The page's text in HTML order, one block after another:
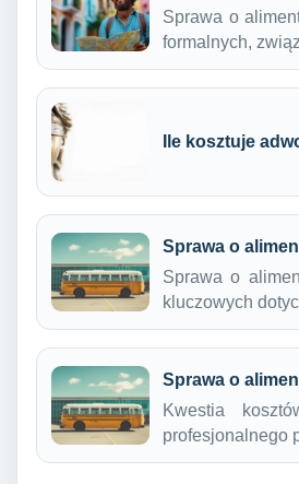
Sprawa o
formalnych,
Ile kosztuje
Sprawa o
Sprawa o
kluczowych
Sprawa o
Kwestia
profesjonalnego